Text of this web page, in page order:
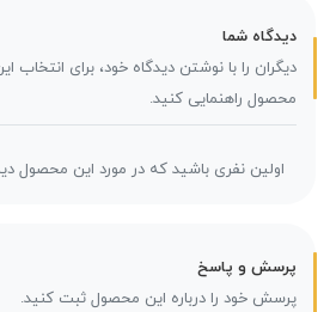
دیدگاه شما
دیگران را با نوشتن دیدگاه خود، برای انتخاب
محصول راهنمایی کنید.
اولین نفری باشید که در مورد این محصول
پرسش و پاسخ
پرسش خود را درباره این محصول ثبت کنید.